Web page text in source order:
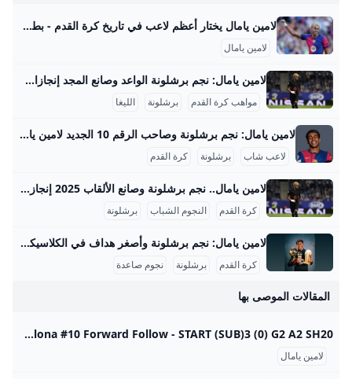
لامين يامال يختار أعظم لاعب في تاريخ كرة القدم - بطولات اختار الإسباني الدولي لامين يامال نجم الفريق الأول لكرة القدم بنادي برشلونة، أعظم لاعب في تاريخ كرة القدم على مر العصور. كتبشهاب محمدالأربعاء 9 يوليو 2025 ,10:00 م اخر تحديث 9 يوليو 2025 ,10:07 م اختار الإسباني الدولي لامين يامال نجم الفريق الأول لكرة القدم بنادي برشلونة، أعظم لاعب في تاريخ كرة القدم على مر العصور. ويقدم لامين يامال مستويات رائعة رفقة برشلونة، وقادهم للتتويج بالثلاثية المحلية الموسم الماضي، ونال إشادات واسعة من نجوم كرة القدم، حتى قارنوه بالأسطورة ليونيل ميسي.
لامين يامال
لامين يامال: نجم برشلونة الواعد وصانع المجد إنجازات لامين يامال التفصيلية في كرة القدم لامين يامال حقق إنجازات قياسية مذهلة في بداية مسيرته الكروية، ما يجعله من أبرز المواهب الصاعدة في العالم. في عمر 18 عامًا، أصبح يحمل الرقم القياسي الأوروبي لأكثر المراهقين حصولًا على البطولات الكبرى في القرن الحالي، حيث حصد أربعة ألقاب بارزة تمثلت في لقبين في الدوري الإسباني، وكأس إسبانيا، وبطولة أمم أوروبا مع منتخب إسبانيا. هذا الإنجاز لا يضاهيه فيه أي لاعب صاعد آخر، ويظهر تأثيره القوي في كل من النادي والمنتخب الوطني خلال فترة قصيرة جدًا.
مواهب كرة القدم برشلونة الليغا
لامين يامال: نجم برشلونة وصاحب الرقم 10 الجديد لامين يامال هو واحد من ألمع النجوم الصاعدين في كرة القدم العالمية، ويلعب حاليًا في صفوف نادي برشلونة الإسباني. بدأ مسيرته الاحترافية مع الفريق الأول في موسم 2023-2024، ومنذ ذلك الحين أثبت نفسه كلاعب جناح موهوب بمهارات فنية عالية وقدرة كبيرة على صناعة الفرص وتسجيل الأهداف. خلال موسم 2023-2024، خاض 37 مباراة في الدوري الإسباني سجل خلالها 5 أهداف وقدم 10 تمريرات حاسمة، كما شارك في 10 مباريات أوروبية دون تسجيل، ليصل إجمالي مشاركاته ذلك الموسم إلى 50 مباراة مع تسجيل 7 أهداف في جميع البطولات.
لاعب شاب برشلونة كرة القدم
لامين يامال.. نجم برشلونة وصانع الألقاب 2025 إنجازات لامين يامال في موسم 2024-2025 قدم لامين يامال موسمًا استثنائيًا مع نادي برشلونة وحدد نفسه كنجم صاعد في الكرة العالمية. فقد اختير كأفضل لاعب في العالم للموسم 2024-2025 من قبل صحيفة ماركا الإسبانية، متفوقًا على نجوم كبار مثل عثمان ديمبيلي وفيتينيا وفينيسيوس جونيور، حيث حصل على 3310 نقطة في تصويت لجنة تحكيم دولية مكونة من 133 عضوًا من صحفيين ولاعبين ومدربين سابقين. سجّل يامال 18 هدفًا وقدم 25 تمريرة حاسمة في مختلف البطولات، منها 9 أهداف و15 تمريرة حاسمة في الدوري الإسباني، و5 أهداف و4 تمريرات في دوري أبطال أوروبا، بالإضافة إلى أهداف وتمريرات حاسمة في كأس الملك وكأس السوبر الإسباني.
كرة القدم النجوم الشباب برشلونة
لامين يامال: نجم برشلونة وأصغر هداف في الكلاسيكو 2024 لامين يامال هو لاعب كرة قدم إسباني ناشئ أذهل المشاهدين والأخصائيين في موسم 2023-2024 بعد سلسلة من الإنجازات والأرقام القياسية التي حطمها على المستويين المحلي والدولي. في هذا الموسم، شارك يامال في 64 مباراة سجل خلالها 10 أهداف وقدم 14 تمريرة حاسمة، مما يجعله واحداً من أهم لاعبي فريق برشلونة ومنتخب إسبانيا الشاب. تم تصعيده للفريق الأول في برشلونة تحت قيادة المدرب تشافي هيرنانديز في صيف 2023 ونجح بسرعة في حجز مكانه الأساسي بفضل مهاراته في المراوغة والتمريرات الحاسمة والأهداف الحاسمة.
كرة القدم برشلونة نجوم صاعدة
المقالات الموصى بها
Lamine Yamal - Barcelona Forward - ESPN View the profile of Barcelona Forward Lamine Yamal on ESPN. Get the latest news, live stats and game highlights. Barcelona #10 Forward Follow - START (SUB)3 (0) G2 A2 SH20
لامين يامال